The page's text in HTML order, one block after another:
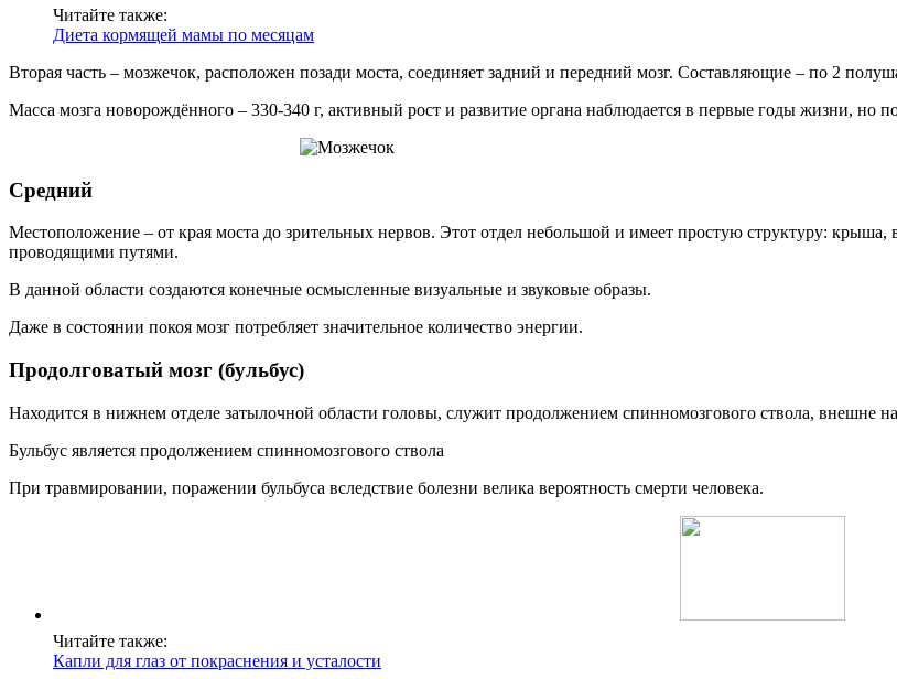
Читайте также:
Диета кормящей мамы по месяцам
Вторая часть – мозжечок, расположен позади моста, соединяет задний и передний мозг. Составляющие – по 2
Масса мозга новорождённого – 330-340 г, активный рост и развитие органа наблюдается в первые годы жизни, но
Средний
Местоположение – от края моста до зрительных нервов. Этот отдел небольшой и имеет простую структуру:
проводящими путями.
В данной области создаются конечные осмысленные визуальные и звуковые образы.
Даже в состоянии покоя мозг потребляет значительное количество энергии.
Продолговатый мозг (бульбус)
Находится в нижнем отделе затылочной области головы, служит продолжением спинномозгового ствола, внешне
Бульбус является продолжением спинномозгового ствола
При травмировании, поражении бульбуса вследствие болезни велика вероятность смерти человека.
Читайте также:
Капли для глаз от покраснения и усталости